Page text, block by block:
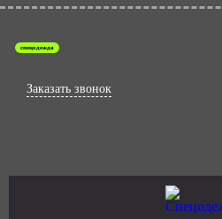
спецодежда
Заказать звонок